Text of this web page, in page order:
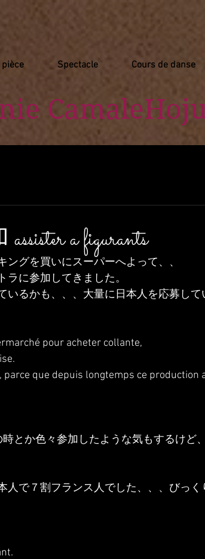
pièce Spectacle Cours de danse
a figurants
グを買いにスーパーへよって、、
に参加してきました。
いるかも、、、大量に日本人を応募して
pour acheter collante,
que depuis longtemps ce production
とか色々参加したような気もするけど
で７割フランス人でした、、、びっく